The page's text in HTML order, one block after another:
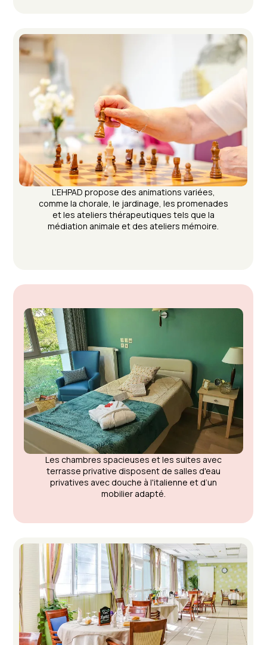
L’EHPAD propose des animations variées,
comme la chorale, le jardinage, les promenades
et les ateliers thérapeutiques tels que la
médiation animale et des ateliers mémoire.
Les chambres spacieuses et les suites avec
terrasse privative disposent de salles d'eau
privatives avec douche à l'italienne et d’un
mobilier adapté.